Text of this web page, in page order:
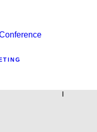
|